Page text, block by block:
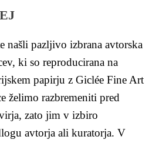
našli pazljivo izbrana avtorska
ki so reproducirana na
papirju z Giclée Fine Art
želimo razbremeniti pred
zato jim v izbiro
avtorja ali kuratorja. V